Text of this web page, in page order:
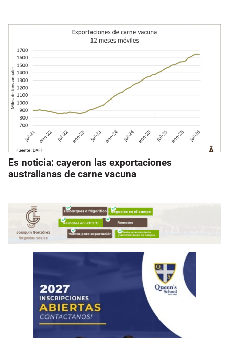
Es noticia: cayeron las exportaciones
australianas de carne vacuna